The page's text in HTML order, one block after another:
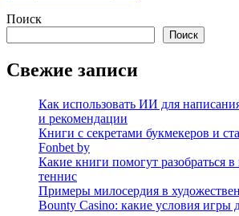
Поиск
Поиск
Свежие записи
Как использовать ИИ для
и рекомендации
Книги с секретами букмекеров и
Fonbet by
Какие книги помогут разобраться в
теннис
Примеры милосердия в
Bounty Casino: какие условия игры